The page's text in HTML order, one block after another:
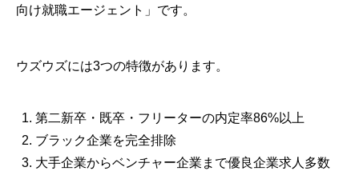
向け就職エージェント」です。
ウズウズには3つの特徴があります。
第二新卒・既卒・フリーターの内定率86%以上
ブラック企業を完全排除
大手企業からベンチャー企業まで優良企業求人多数